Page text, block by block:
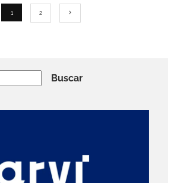
1 2
Buscar